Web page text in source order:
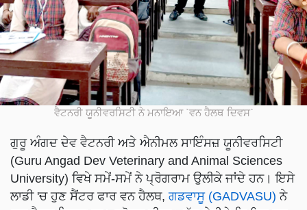
ਵੈਟਨਰੀ ਯੂਨੀਵਰਸਿਟੀ ਨੇ ਮਨਾਇਆ `ਵਨ ਹੈਲਥ ਦਿਵਸ`
ਗੁਰੂ ਅੰਗਦ ਦੇਵ ਵੈਟਨਰੀ ਅਤੇ ਐਨੀਮਲ ਸਾਇੰਸਜ਼ ਯੂਨੀਵਰਸਿਟੀ
(Guru Angad Dev Veterinary and Animal Sciences
University) ਵਿਖੇ ਸਮੇਂ-ਸਮੇਂ ਨੇ ਪ੍ਰੋਗਰਾਮ ਉਲੀਕੇ ਜਾਂਦੇ ਹਨ। ਇਸੇ
ਲਾਡੀ 'ਚ ਹੁਣ ਸੈਂਟਰ ਫਾਰ ਵਨ ਹੈਲਥ, ਗਡਵਾਸੂ (GADVASU) ਨੇ